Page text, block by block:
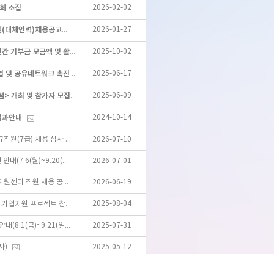
소집 2026-02-02
2026-019_[공고문]2026년 직원(대체인력)채용공고 2026-01-27
사단법인 대구시민재단 2024년 연간 기부금 모금액 및 활용 실적 공개 2025-10-02
2025년 스마트 공유공간 확대 사업 및 공유네트워크 촉진 사업 공모 2025-06-17
<대구-경북공익활동가 건강권 포럼> 개최 및 참가자 모집 2025-06-09
안내 2024-10-14
대구시마을공동체만들기지원센터 신규직원(7급) 채용 심사 최종 합격자 공고 2026-07-10
2026년 제10회 온마을 미디어 공모전 안내(7.6(월)~9.20(일)) 2026-07-01
[위탁기관] 대구시 마을공동체만들기지원센터 직원 채용 공고 2026-06-19
[기사] ’벌어서 남주자‘ 대구시민재단, 기업지원 프로젝트 참가자 모집 2025-08-04
2025년 제9회 온마을 미디어 공모전 안내(8.1(금)~9.21(일)) 2025-07-31
) 2025-05-12